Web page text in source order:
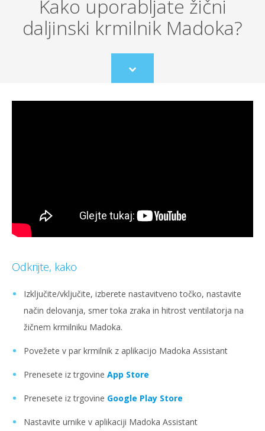
Kako uporabljate žični
daljinski krmilnik Madoka?
Scroll
to
Odkrijte, kako
Izključite/vključite, izberete nastavitveno točko, nastavite
način delovanja, smer toka zraka in hitrost ventilatorja na
žičnem krmilniku Madoka.
Povežete v par krmilnik z aplikacijo Madoka Assistant
Prenesete iz trgovine App Store
Prenesete iz trgovine Google Play Store
Nastavite urnike v aplikaciji Madoka Assistant